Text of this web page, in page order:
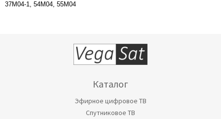
37M04-1, 54M04, 55M04
Каталог
Эфирное цифровое ТВ
Спутниковое ТВ